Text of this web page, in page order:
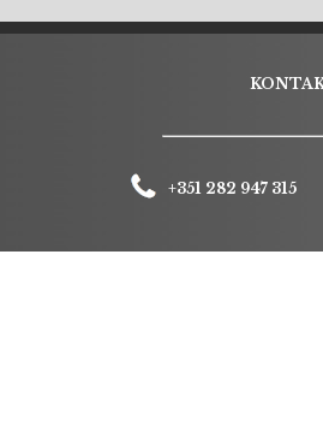
+351 282 947 315